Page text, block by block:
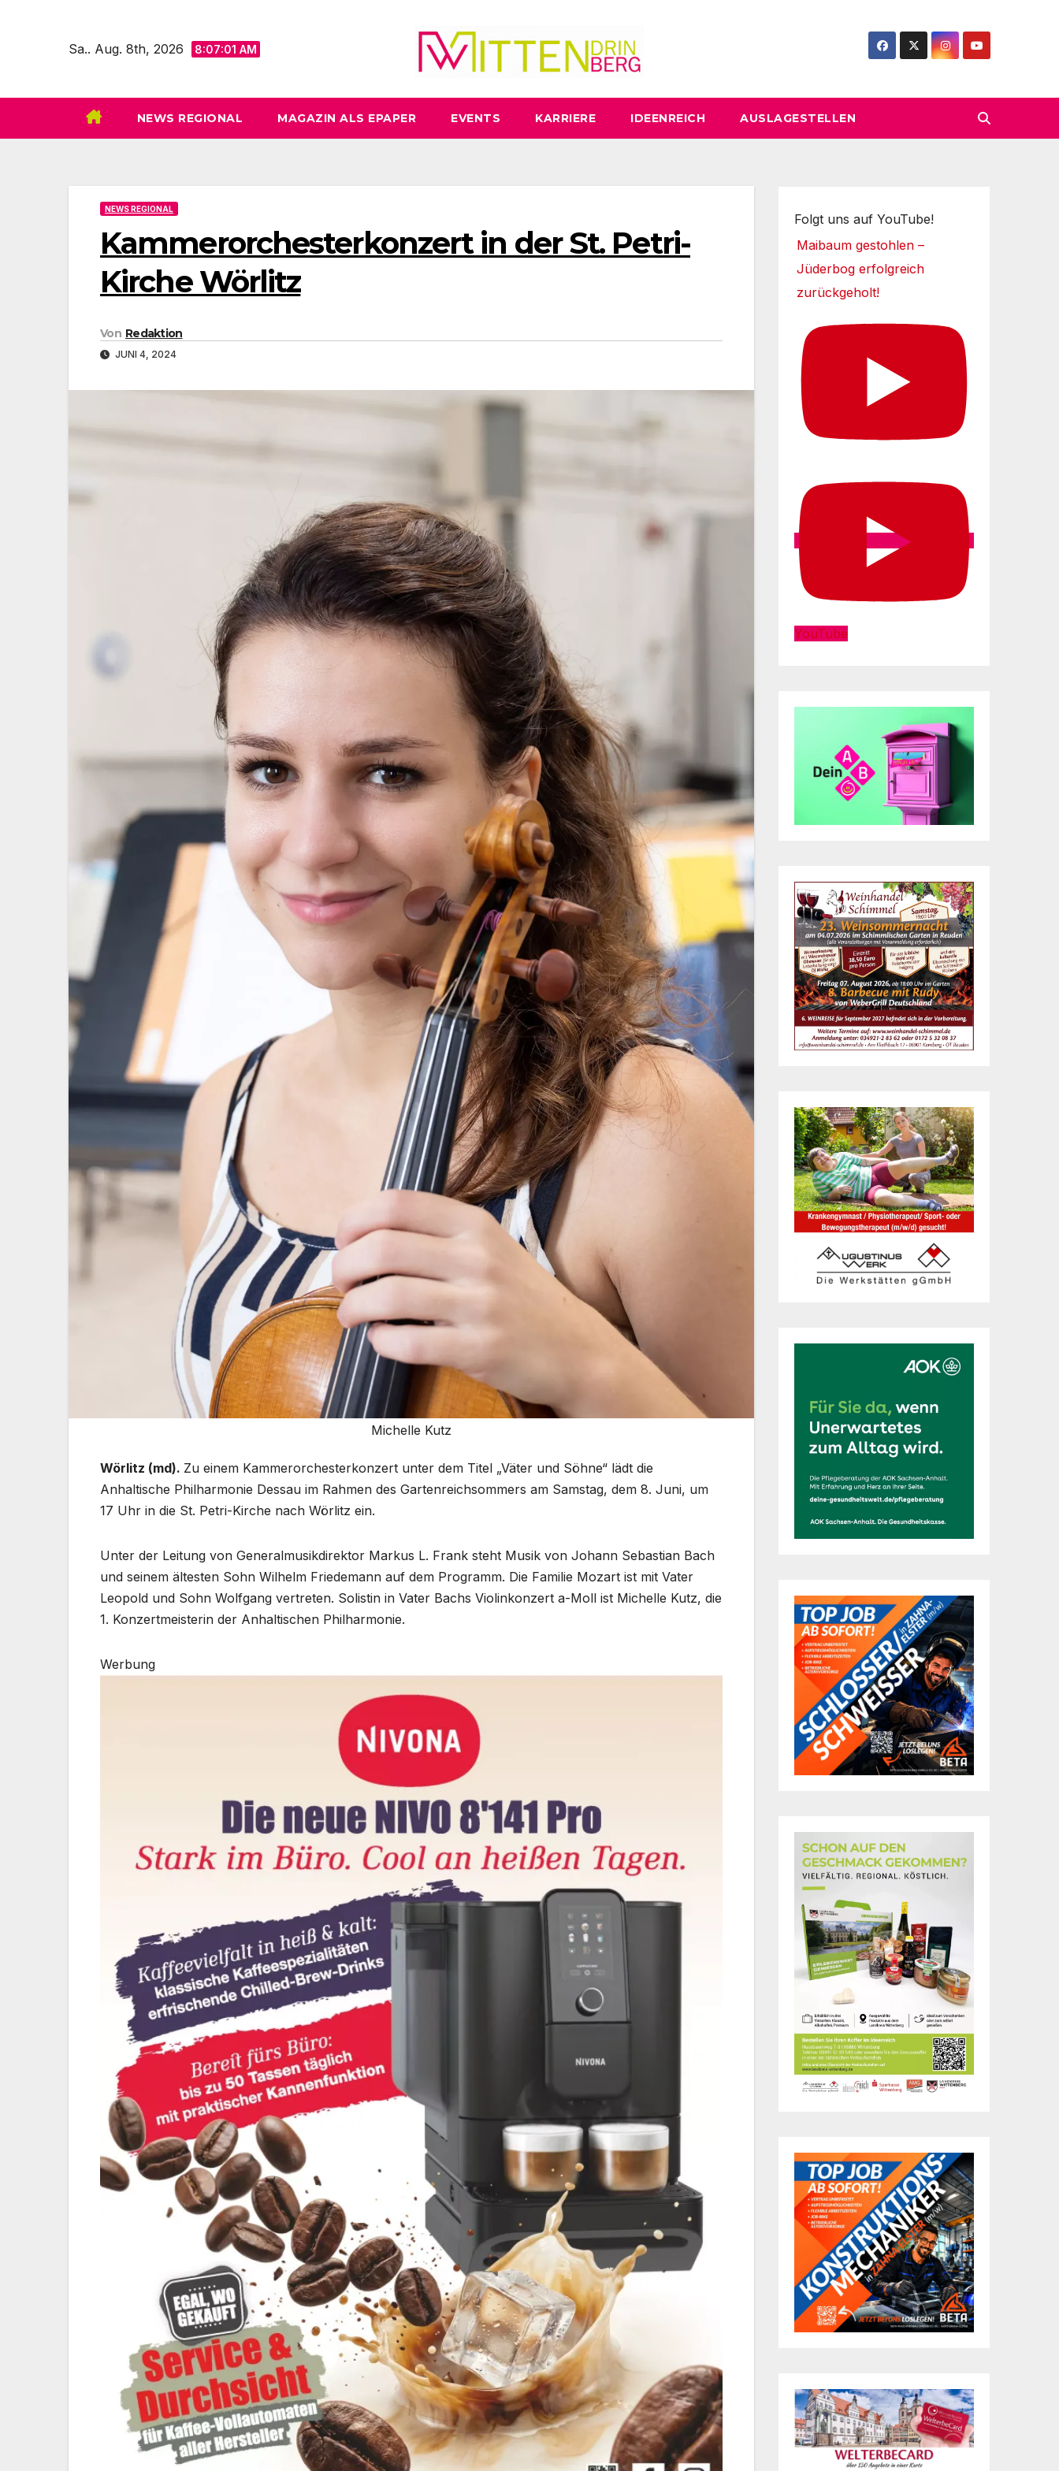
Sa.. Aug. 8th, 2026 8:07:02 AM
NEWS REGIONAL MAGAZIN ALS EPAPER EVENTS KARRIERE IDEENREICH AUSLAGESTELLEN
NEWS REGIONAL
Kammerorchesterkonzert in der St. Petri-
Kirche Wörlitz
Von Redaktion
JUNI 4, 2024
Michelle Kutz
Wörlitz (md). Zu einem Kammerorchesterkonzert unter dem Titel „Väter und Söhne“ lädt die
Anhaltische Philharmonie Dessau im Rahmen des Gartenreichsommers am Samstag, dem 8. Juni, um
17 Uhr in die St. Petri-Kirche nach Wörlitz ein.
Unter der Leitung von Generalmusikdirektor Markus L. Frank steht Musik von Johann Sebastian Bach
und seinem ältesten Sohn Wilhelm Friedemann auf dem Programm. Die Familie Mozart ist mit Vater
Leopold und Sohn Wolfgang vertreten. Solistin in Vater Bachs Violinkonzert a-Moll ist Michelle Kutz, die
1. Konzertmeisterin der Anhaltischen Philharmonie.
Werbung
Folgt uns auf YouTube!
Maibaum gestohlen –
Jüderbog erfolgreich
zurückgeholt!
YouTube